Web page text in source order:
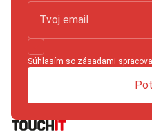
Súhlasím so zásadami